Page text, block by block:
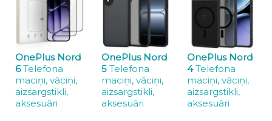
OnePlus Nord
6Telefona
maciņi, vāciņi,
aizsargstikli,
aksesuāri
OnePlus Nord
5 Telefona
maciņi, vāciņi,
aizsargstikli,
aksesuāri
OnePlus Nord
4Telefona
maciņi, vāciņi,
aizsargstikli,
aksesuāri